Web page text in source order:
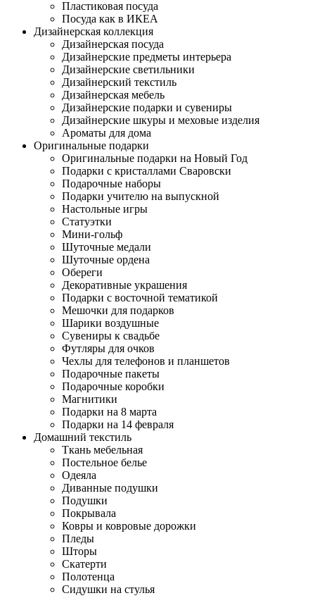
Пластиковая посуда
Посуда как в ИКЕА
Дизайнерская коллекция
Дизайнерская посуда
Дизайнерские предметы интерьера
Дизайнерские светильники
Дизайнерский текстиль
Дизайнерская мебель
Дизайнерские подарки и сувениры
Дизайнерские шкуры и меховые изделия
Ароматы для дома
Оригинальные подарки
Оригинальные подарки на Новый Год
Подарки с кристаллами Сваровски
Подарочные наборы
Подарки учителю на выпускной
Настольные игры
Статуэтки
Мини-гольф
Шуточные медали
Шуточные ордена
Обереги
Декоративные украшения
Подарки с восточной тематикой
Мешочки для подарков
Шарики воздушные
Сувениры к свадьбе
Футляры для очков
Чехлы для телефонов и планшетов
Подарочные пакеты
Подарочные коробки
Магнитики
Подарки на 8 марта
Подарки на 14 февраля
Домашний текстиль
Ткань мебельная
Постельное белье
Одеяла
Диванные подушки
Подушки
Покрывала
Ковры и ковровые дорожки
Пледы
Шторы
Скатерти
Полотенца
Сидушки на стулья